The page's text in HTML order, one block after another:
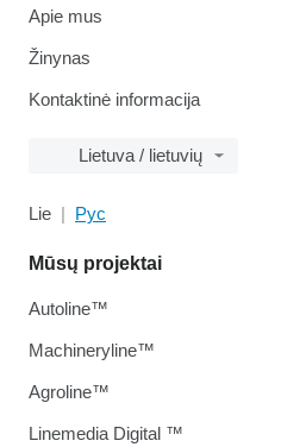
Apie mus
Žinynas
Kontaktinė informacija
Lietuva / lietuvių
Lie Рус
Mūsų projektai
Autoline™
Machineryline™
Agroline™
Linemedia Digital ™